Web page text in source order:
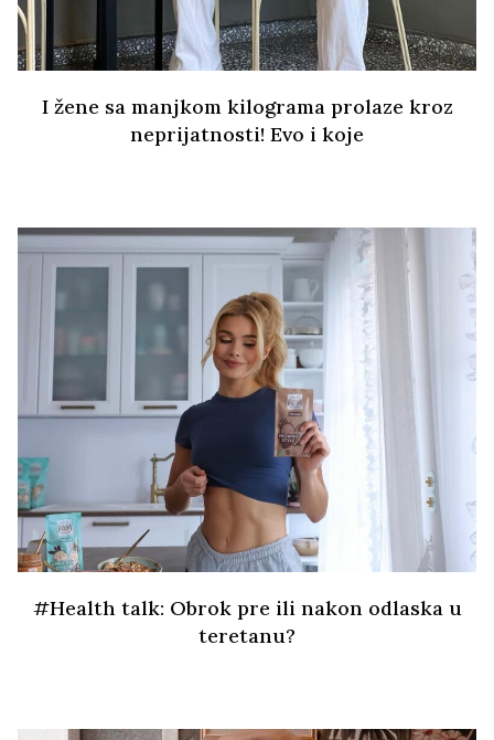
I žene sa manjkom kilograma prolaze kroz
neprijatnosti! Evo i koje
#Health talk: Obrok pre ili nakon odlaska u
teretanu?